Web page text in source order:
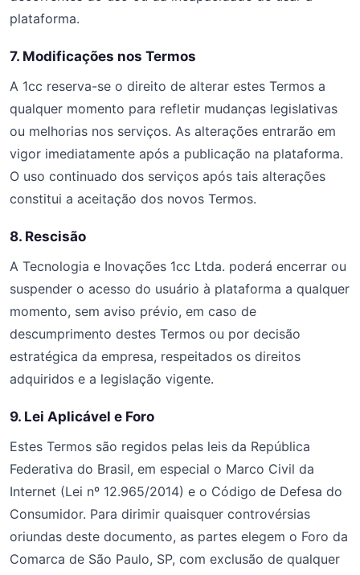
plataforma.
7. Modificações nos Termos
A 1cc reserva-se o direito de alterar estes Termos a
qualquer momento para refletir mudanças legislativas
ou melhorias nos serviços. As alterações entrarão em
vigor imediatamente após a publicação na plataforma.
O uso continuado dos serviços após tais alterações
constitui a aceitação dos novos Termos.
8. Rescisão
A Tecnologia e Inovações 1cc Ltda. poderá encerrar ou
suspender o acesso do usuário à plataforma a qualquer
momento, sem aviso prévio, em caso de
descumprimento destes Termos ou por decisão
estratégica da empresa, respeitados os direitos
adquiridos e a legislação vigente.
9. Lei Aplicável e Foro
Estes Termos são regidos pelas leis da República
Federativa do Brasil, em especial o Marco Civil da
Internet (Lei nº 12.965/2014) e o Código de Defesa do
Consumidor. Para dirimir quaisquer controvérsias
oriundas deste documento, as partes elegem o Foro da
Comarca de São Paulo, SP, com exclusão de qualquer